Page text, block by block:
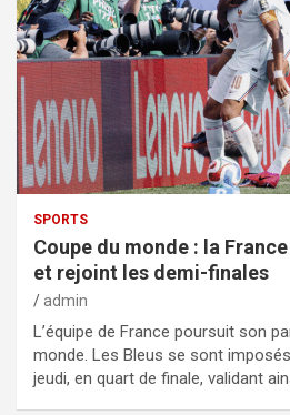
SPORTS
Coupe du monde : la
et rejoint les demi-finales
admin
L’équipe de France poursuit son
monde. Les Bleus se sont
jeudi, en quart de finale, validant